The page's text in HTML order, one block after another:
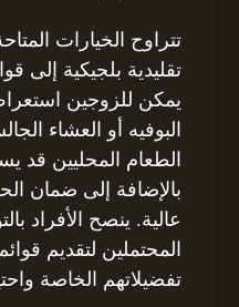
تتراوح الخيارات
تقليدية بلجيكية إلى
يمكن للزوجين
البوفيه أو العشاء
الطعام المحليين قد
بالإضافة إلى ضمان
عالية. ينصح الأفراد
المحتملين لتقديم
تفضيلاتهم الخاصة